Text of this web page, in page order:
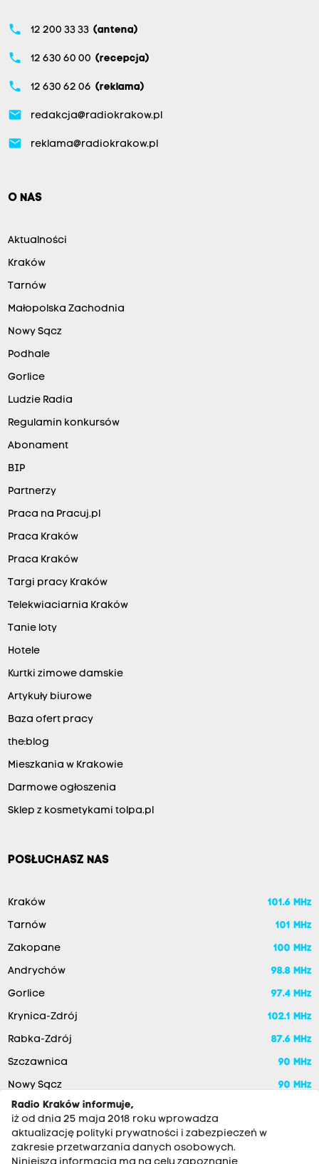
phone 12 200 33 33 (antena)
phone 12 630 60 00 (recepcja)
phone 12 630 62 06 (reklama)
email redakcja@radiokrakow.pl
email reklama@radiokrakow.pl
O NAS
Aktualności
Kraków
Tarnów
Małopolska Zachodnia
Nowy Sącz
Podhale
Gorlice
Ludzie Radia
Regulamin konkursów
Abonament
BIP
Partnerzy
Praca na Pracuj.pl
Praca Kraków
Praca Kraków
Targi pracy Kraków
Telekwiaciarnia Kraków
Tanie loty
Hotele
Kurtki zimowe damskie
Artykuły biurowe
Baza ofert pracy
the:blog
Mieszkania w Krakowie
Darmowe ogłoszenia
Sklep z kosmetykami tolpa.pl
POSŁUCHASZ NAS
Kraków 101.6 MHz
Tarnów 101 MHz
Zakopane 100 MHz
Andrychów 98.8 MHz
Gorlice 97.4 MHz
Krynica-Zdrój 102.1 MHz
Rabka-Zdrój 87.6 MHz
Szczawnica 90 MHz
Nowy Sącz
90 MHz
Radio Kraków informuje,
iż od dnia 25 maja 2018 roku wprowadza
aktualizację polityki prywatności i zabezpieczeń w
zakresie przetwarzania danych osobowych.